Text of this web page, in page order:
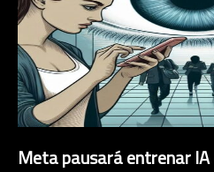
Meta pausará entrenar